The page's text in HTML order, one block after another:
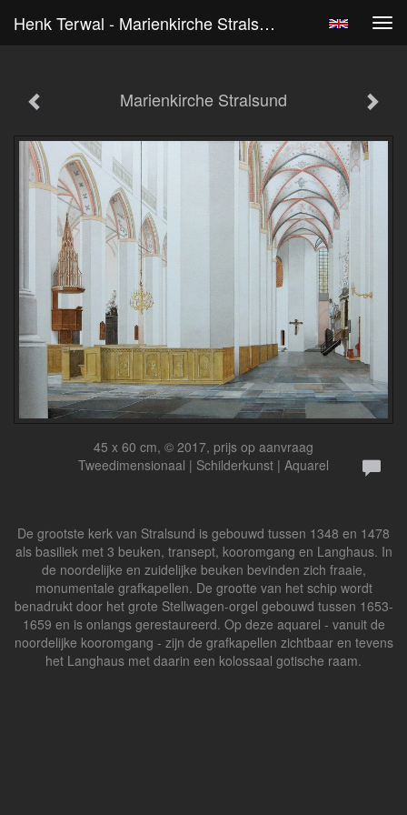
Henk Terwal - Marienkirche Stralsund
Marienkirche Stralsund
45 x 60 cm, © 2017, prijs op aanvraag
Tweedimensionaal | Schilderkunst | Aquarel
De grootste kerk van Stralsund is gebouwd tussen 1348 en 1478
als basiliek met 3 beuken, transept, kooromgang en Langhaus. In
de noordelijke en zuidelijke beuken bevinden zich fraaie,
monumentale grafkapellen. De grootte van het schip wordt
benadrukt door het grote Stellwagen-orgel gebouwd tussen 1653-
1659 en is onlangs gerestaureerd. Op deze aquarel - vanuit de
noordelijke kooromgang - zijn de grafkapellen zichtbaar en tevens
het Langhaus met daarin een kolossaal gotische raam.